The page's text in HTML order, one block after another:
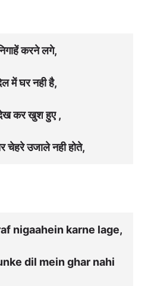
करने लगे,
में घर नही है,
कर खुश हुए ,
चेहरे उजाले नही होते,
nigaahein karne lage,
dil mein ghar nahi